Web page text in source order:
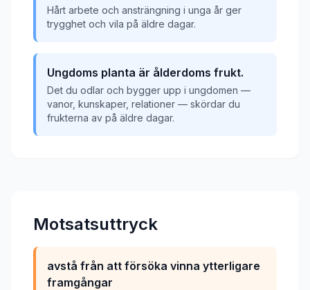
Hårt arbete och ansträngning i unga år ger
trygghet och vila på äldre dagar.
Ungdoms planta är ålderdoms frukt.
Det du odlar och bygger upp i ungdomen —
vanor, kunskaper, relationer — skördar du
frukterna av på äldre dagar.
Motsatsuttryck
avstå från att försöka vinna ytterligare
framgångar